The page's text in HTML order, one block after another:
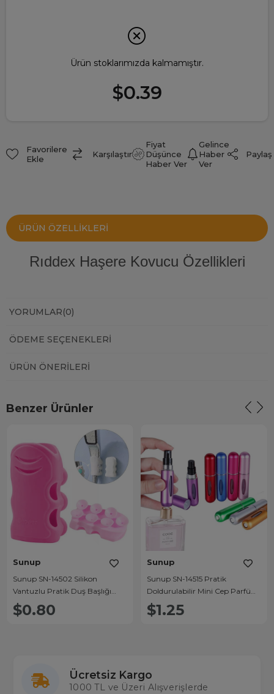
Ürün stoklarımızda kalmamıştır.
$0.39
Favorilere
Ekle
Karşılaştır
Fiyat
Düşünce
Haber Ver
Gelince
Haber
Ver
Paylaş
ÜRÜN ÖZELLIKLERI
Rıddex Haşere Kovucu Özellikleri
YORUMLAR(0)
ÖDEME SEÇENEKLERI
ÜRÜN ÖNERILERI
Benzer Ürünler
Sunup
Sunup SN-14502 Silikon
Vantuzlu Pratik Duş Başlığı
Tutucu
$0.80
Sunup
Sunup SN-14515 Pratik
Doldurulabilir Mini Cep Parfüm
Şişesi Alüminyum (5ML)
$1.25
Ücretsiz Kargo
1000 TL ve Üzeri Alışverişlerde